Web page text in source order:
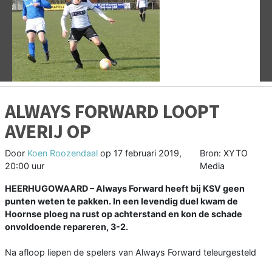
Vorige
ALWAYS FORWARD LOOPT
AVERIJ OP
Door Koen Roozendaal op 17 februari 2019,
20:00 uur
Bron: XYTO
Media
HEERHUGOWAARD – Always Forward heeft bij KSV geen
punten weten te pakken. In een levendig duel kwam de
Hoornse ploeg na rust op achterstand en kon de schade
onvoldoende repareren, 3-2.
Na afloop liepen de spelers van Always Forward teleurgesteld